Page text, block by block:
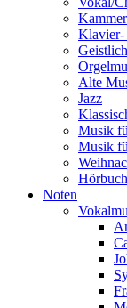
Klavier-
Alte
Jazz
Musik
Musik
Noten